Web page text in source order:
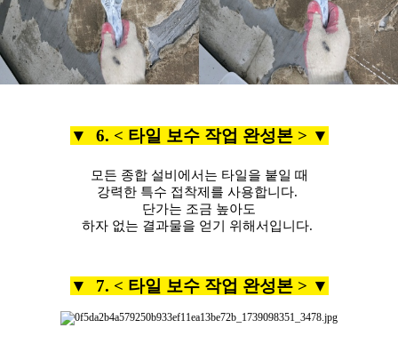
▼ 6. < 타일 보수 작업 완성본 > ▼
모든 종합 설비에서는 타일을 붙일 때
강력한 특수 접착제를 사용합니다.
단가는 조금 높아도
하자 없는 결과물을 얻기 위해서입니다.
▼ 7. < 타일 보수 작업 완성본 > ▼